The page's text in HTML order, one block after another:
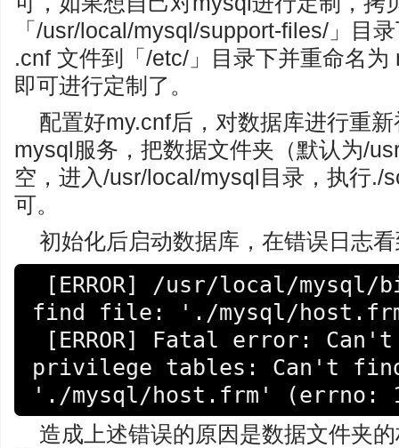
「/usr/local/mysql/support-files/」目
.cnf 文件到「/etc/」目录下并重命名
即可进行定制了。
配置好my.cnf后，对数据库进行重
mysql服务，把数据文件夹（默认为/
空，进入/usr/local/mysql目录，执行./
可。
初始化后启动数据库，在错误日志
find file: './mysql/
privilege tables: Can't
'./mysql/host.frm' (errno:
造成上述错误的原因是数据文件夹